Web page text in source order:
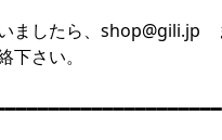
ましたら、 shop@gili.jp
下さい。